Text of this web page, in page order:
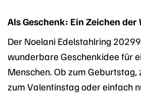
Als Geschenk: Ein Zeichen
Der Noelani Edelstahlring
wunderbare Geschenkidee für
Menschen. Ob zum Geburtstag,
zum Valentinstag oder einfach